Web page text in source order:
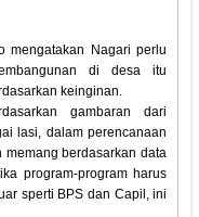
mengatakan Nagari perlu
di desa itu
keinginan.
gambaran dari
lasi, dalam perencanaan
berdasarkan data
program-program harus
sperti BPS dan Capil, ini